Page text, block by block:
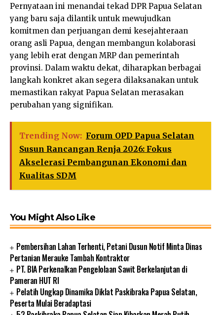
Pernyataan ini menandai tekad DPR Papua Selatan
yang baru saja dilantik untuk mewujudkan
komitmen dan perjuangan demi kesejahteraan
orang asli Papua, dengan membangun kolaborasi
yang lebih erat dengan MRP dan pemerintah
provinsi. Dalam waktu dekat, diharapkan berbagai
langkah konkret akan segera dilaksanakan untuk
memastikan rakyat Papua Selatan merasakan
perubahan yang signifikan.
Trending Now: Forum OPD Papua Selatan
Susun Rancangan Renja 2026: Fokus
Akselerasi Pembangunan Ekonomi dan
Kualitas SDM
You Might Also Like
Pembersihan Lahan Terhenti, Petani Dusun Notif Minta Dinas
Pertanian Merauke Tambah Kontraktor
PT. BIA Perkenalkan Pengelolaan Sawit Berkelanjutan di
Pameran HUT RI
Pelatih Ungkap Dinamika Diklat Paskibraka Papua Selatan,
Peserta Mulai Beradaptasi